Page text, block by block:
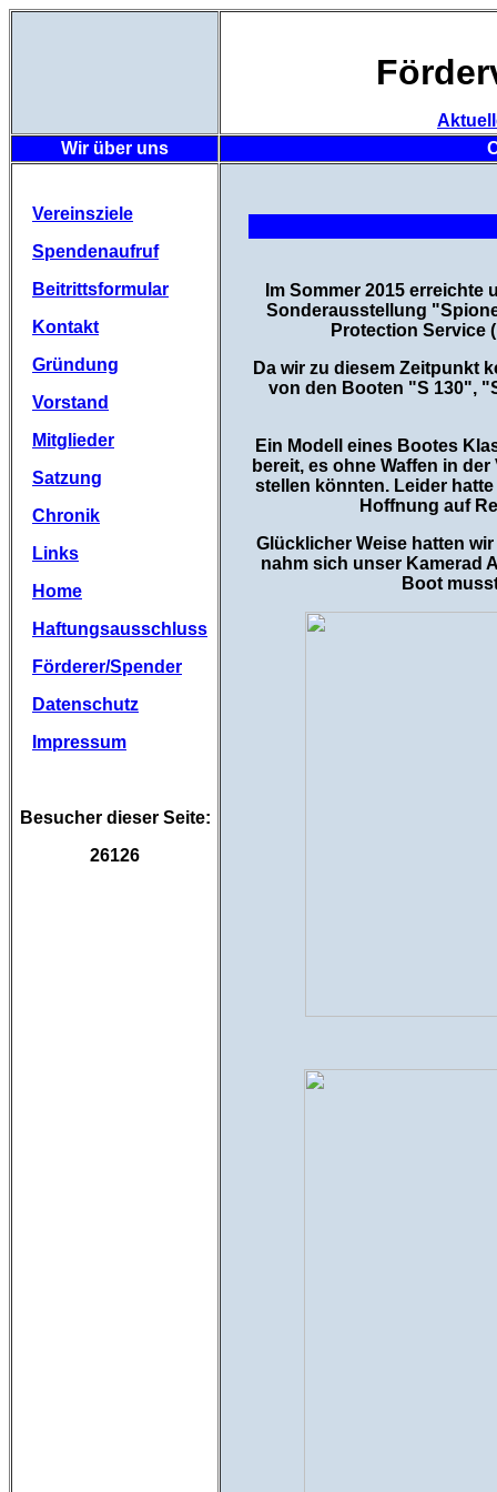
Wir über uns
Vereinsziele
Spendenaufruf
Beitrittsformular
Kontakt
Gründung
Vorstand
Mitglieder
Satzung
Chronik
Links
Home
Haftungsausschluss
Förderer/Spender
Datenschutz
Impressum
Besucher dieser Seite:
26126
Im Sommer 2015
Sonderausstellung
Protection Service
Da wir zu diesem Zeitpunkt
von den Booten "S 130",
Ein Modell eines Bootes
bereit, es ohne Waffen in
stellen könnten. Leider
Hoffnung auf
Glücklicher Weise hatten
nahm sich unser Kamerad
Boot